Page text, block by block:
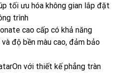
tối ưu hóa không gian lắp đặt
trình
cao cấp có khả năng
độ bền màu cao, đảm bảo
với thiết kế phẳng tràn